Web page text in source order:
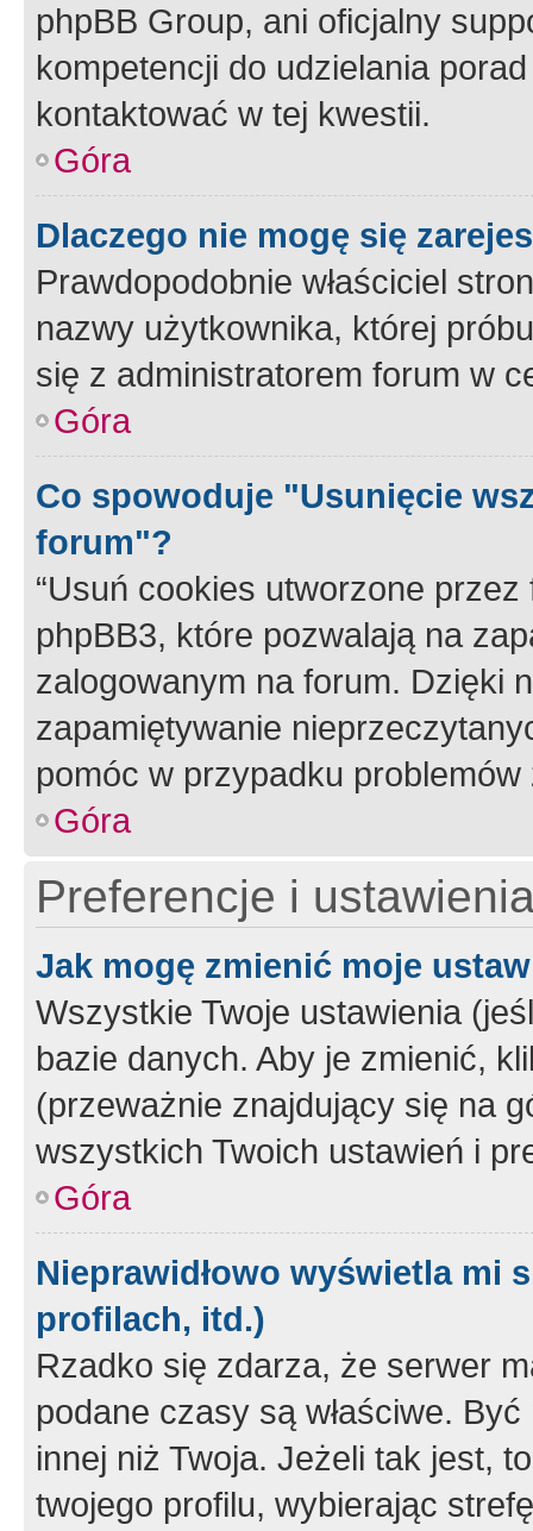
phpBB Group, ani oficjalny
kompetencji do udzielania
kontaktować w tej kwestii.
Góra
Dlaczego nie mogę się
Prawdopodobnie właściciel
nazwy użytkownika, której
się z administratorem forum w
Góra
Co spowoduje "Usunięcie
forum"?
“Usuń cookies utworzone
phpBB3, które pozwalają na
zalogowanym na forum. Dzięki
zapamiętywanie
pomóc w przypadku
Góra
Preferencje i
Jak mogę zmienić moje
Wszystkie Twoje ustawienia
bazie danych. Aby je zmienić,
(przeważnie znajdujący się na
wszystkich Twoich ustawień i
Góra
Nieprawidłowo wyświetla mi
profilach, itd.)
Rzadko się zdarza, że serwer
podane czasy są właściwe.
innej niż Twoja. Jeżeli tak jest,
twojego profilu, wybierając